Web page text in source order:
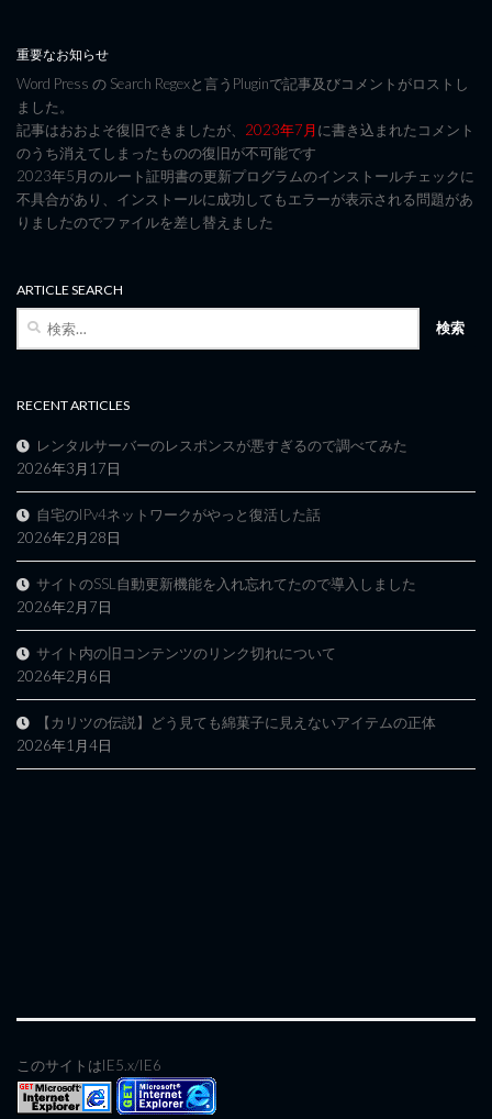
重要なお知らせ
Word Press の Search Regexと言うPluginで記事及びコメントがロストし
ました。
記事はおおよそ復旧できましたが、 2023年7月に書き込まれたコメント
のうち消えてしまったものの復旧が不可能です
2023年5月のルート証明書の更新プログラムのインストールチェックに
不具合があり、インストールに成功してもエラーが表示される問題があ
りましたのでファイルを差し替えました
ARTICLE SEARCH
RECENT ARTICLES
レンタルサーバーのレスポンスが悪すぎるので調べてみた
2026年3月17日
自宅のIPv4ネットワークがやっと復活した話
2026年2月28日
サイトのSSL自動更新機能を入れ忘れてたので導入しました
2026年2月7日
サイト内の旧コンテンツのリンク切れについて
2026年2月6日
【カリツの伝説】どう見ても綿菓子に見えないアイテムの正体
2026年1月4日
このサイトはIE5.x/IE6